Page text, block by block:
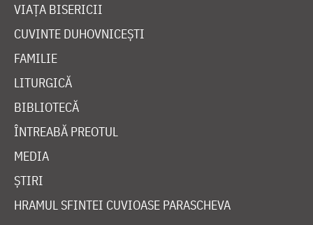
VIAȚA BISERICII
CUVINTE DUHOVNICEȘTI
FAMILIE
LITURGICĂ
BIBLIOTECĂ
ÎNTREABĂ PREOTUL
MEDIA
ȘTIRI
HRAMUL SFINTEI CUVIOASE PARASCHEVA